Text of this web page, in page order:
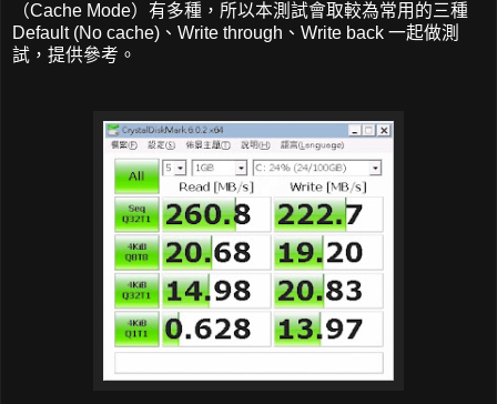
（Cache Mode）有多種，所以本測試會取較為常用的三種
Default (No cache)、Write through、Write back 一起做測
試，提供參考。